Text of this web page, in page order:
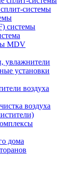
системы
системы
MDV
увлажнители
установки
воздуха
воздуха
дома